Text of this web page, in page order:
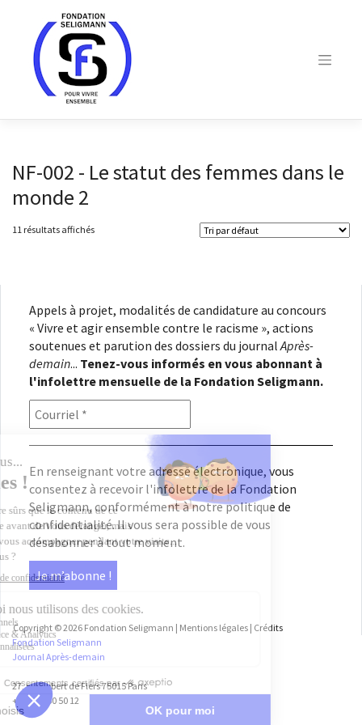
NF-002 - Le statut des femmes dans le
monde 2
11 résultats affichés
Appels à projet, modalités de candidature au concours
« Vivre et agir ensemble contre le racisme », actions
soutenues et parution des dossiers du journalAprès-
demain... Tenez-vous informés en vous abonnant à
l'infolettre mensuelle de la Fondation Seligmann.
En renseignant votre adresse électronique, vous
consentez à recevoir l'infolettre de la Fondation
Seligmann, conformément à notrepolitique de
confidentialité. Il vous sera possible de vous
désabonner à tout moment.
Copyright © 2026 Fondation Seligmann | Mentions légales | Crédits
Fondation Seligmann
Journal Après-demain
27, rue Robert de Flers 75015 Paris
+33 1 45 50 50 12